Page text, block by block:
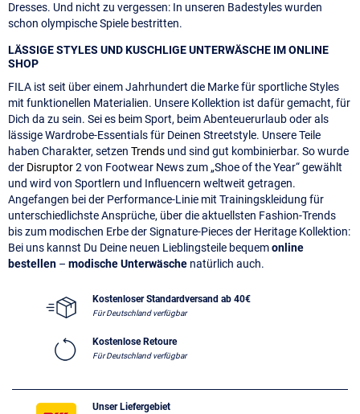
Dresses. Und nicht zu vergessen: In unseren Badestyles wurden
schon olympische Spiele bestritten.
LÄSSIGE STYLES UND KUSCHLIGE UNTERWÄSCHE IM ONLINE
SHOP
FILA ist seit über einem Jahrhundert die Marke für sportliche Styles
mit funktionellen Materialien. Unsere Kollektion ist dafür gemacht, für
Dich da zu sein. Sei es beim Sport, beim Abenteuerurlaub oder als
lässige Wardrobe-Essentials für Deinen Streetstyle. Unsere Teile
haben Charakter, setzen Trends und sind gut kombinierbar. So wurde
der Disruptor2 von Footwear News zum „Shoe of the Year“ gewählt
und wird von Sportlern und Influencern weltweit getragen.
Angefangen bei der Performance-Linie mit Trainingskleidung für
unterschiedlichste Ansprüche, über die aktuellsten Fashion-Trends
bis zum modischen Erbe der Signature-Pieces der Heritage Kollektion:
Bei uns kannst Du Deine neuen Lieblingsteile bequemonline
bestellen – modische Unterwäsche natürlich auch.
Kostenloser Standardversand ab 40€
Für Deutschland verfügbar
Kostenlose Retoure
Für Deutschland verfügbar
Unser Liefergebiet